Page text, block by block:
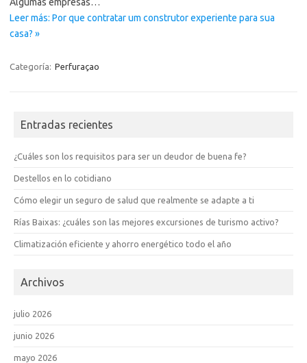
Leer más: Por que contratar um construtor experiente para sua
casa? »
Categoría: Perfuraçao
Entradas recientes
¿Cuáles son los requisitos para ser un deudor de buena fe?
Destellos en lo cotidiano
Cómo elegir un seguro de salud que realmente se adapte a ti
Rías Baixas: ¿cuáles son las mejores excursiones de turismo activo?
Climatización eficiente y ahorro energético todo el año
Archivos
julio 2026
junio 2026
mayo 2026